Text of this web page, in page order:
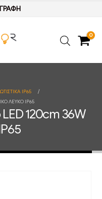
0
IP65
ΛΕΥΚΌ IP65
120cm 36W